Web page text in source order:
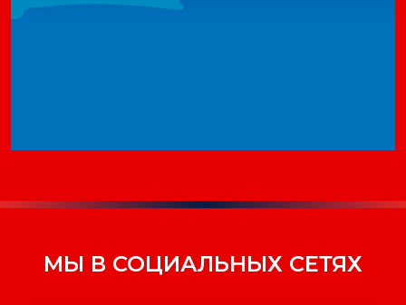
МЫ В СОЦИАЛЬНЫХ СЕТЯХ